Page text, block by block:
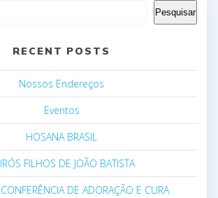
Pesquisar
RECENT POSTS
Nossos Endereços
Eventos
HOSANA BRASIL
FILHOS DE JOÃO BATISTA
DE ADORAÇÃO E CURA